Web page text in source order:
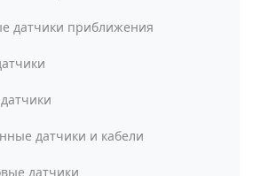
датчики приближения
датчики и кабели
датчики